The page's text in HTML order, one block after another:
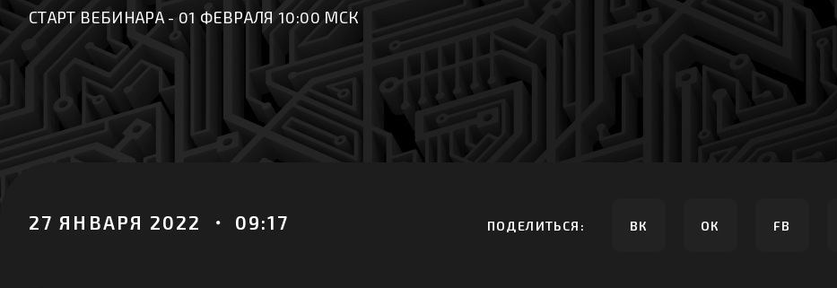
СТАРТ ВЕБИНАРА - 01 ФЕВРАЛЯ 10:00 МСК
27 ЯНВАРЯ 2022 ・ 09:17 ПОДЕЛИТЬСЯ: ВК ОК FB